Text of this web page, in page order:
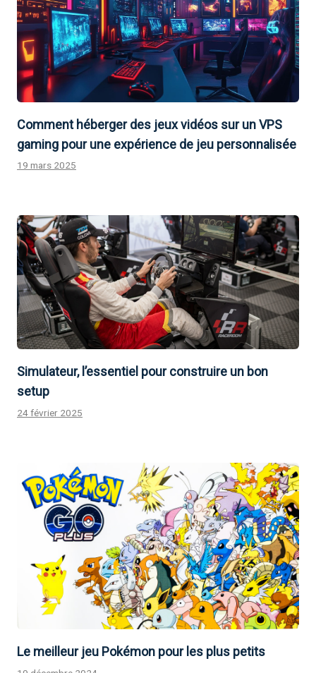
Comment héberger des jeux vidéos sur un VPS
gaming pour une expérience de jeu personnalisée
19 mars 2025
Simulateur, l’essentiel pour construire un bon
setup
24 février 2025
Le meilleur jeu Pokémon pour les plus petits